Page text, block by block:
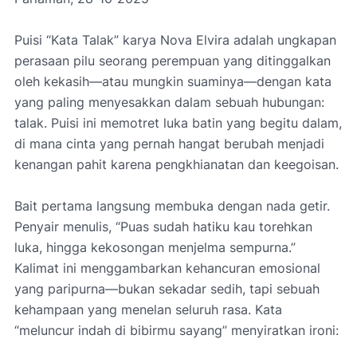
Puisi “Kata Talak” karya Nova Elvira adalah ungkapan
perasaan pilu seorang perempuan yang ditinggalkan
oleh kekasih—atau mungkin suaminya—dengan kata
yang paling menyesakkan dalam sebuah hubungan:
talak. Puisi ini memotret luka batin yang begitu dalam,
di mana cinta yang pernah hangat berubah menjadi
kenangan pahit karena pengkhianatan dan keegoisan.
Bait pertama langsung membuka dengan nada getir.
Penyair menulis, “Puas sudah hatiku kau torehkan
luka, hingga kekosongan menjelma sempurna.”
Kalimat ini menggambarkan kehancuran emosional
yang paripurna—bukan sekadar sedih, tapi sebuah
kehampaan yang menelan seluruh rasa. Kata
“meluncur indah di bibirmu sayang” menyiratkan ironi: